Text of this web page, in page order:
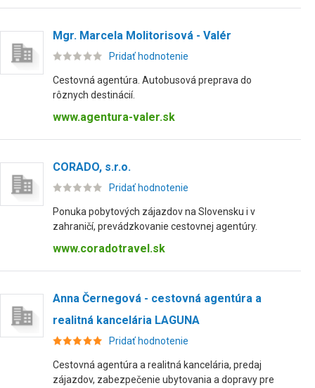
Mgr. Marcela Molitorisová - Valér
Pridať hodnotenie
Cestovná agentúra. Autobusová preprava do
rôznych destinácií.
www.agentura-valer.sk
CORADO, s.r.o.
Pridať hodnotenie
Ponuka pobytových zájazdov na Slovensku i v
zahraničí, prevádzkovanie cestovnej agentúry.
www.coradotravel.sk
Anna Černegová - cestovná agentúra a
realitná kancelária LAGUNA
Pridať hodnotenie
Cestovná agentúra a realitná kancelária, predaj
zájazdov, zabezpečenie ubytovania a dopravy pre